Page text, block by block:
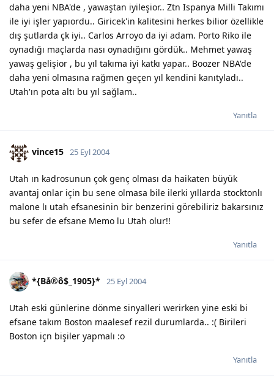
daha yeni NBA'de , yawaştan iyileşior.. Ztn Ispanya Milli Takımı
ile iyi işler yapıordu.. Giricek'in kalitesini herkes bilior özellikle
dış şutlarda çk iyi.. Carlos Arroyo da iyi adam. Porto Riko ile
oynadığı maçlarda nası oynadığını gördük.. Mehmet yawaş
yawaş gelişior , bu yıl takıma iyi katkı yapar.. Boozer NBA'de
daha yeni olmasına rağmen geçen yıl kendini kanıtyladı..
Utah'ın pota altı bu yıl sağlam..
Yanıtla
vince15 25 Eyl 2004
Utah ın kadrosunun çok genç olması da haikaten büyük
avantaj onlar için bu sene olmasa bile ilerki yıllarda stocktonlı
malone lı utah efsanesinin bir benzerini görebiliriz bakarsınız
bu sefer de efsane Memo lu Utah olur!!
Yanıtla
*{Bå®ô$_1905}* 25 Eyl 2004
Utah eski günlerine dönme sinyalleri werirken yine eski bi
efsane takım Boston maalesef rezil durumlarda.. :( Birileri
Boston içn bişiler yapmalı :o
Yanıtla